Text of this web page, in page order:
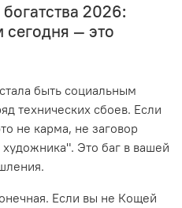
2026:
— это
быть социальным
технических сбоев. Если
не карма, не заговор
художника". Это баг в вашей
Если вы не Кощей